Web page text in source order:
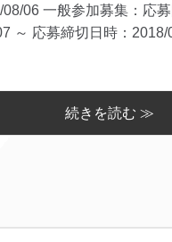
06 一般参加募集：応募
～ 応募締切日時：
続きを読む ≫